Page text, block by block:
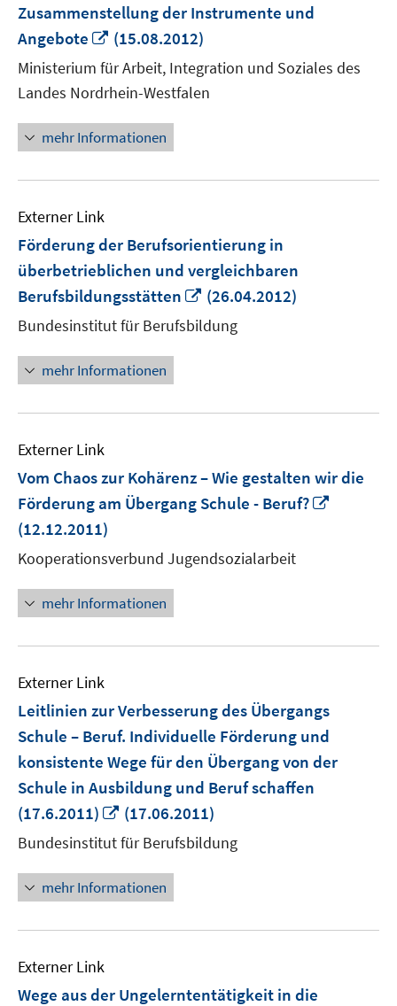
Zusammenstellung der Instrumente und
Angebote
In
neuem
Fenster
öffnen
(15.08.2012)
Ministerium für Arbeit, Integration und Soziales des
Landes Nordrhein-Westfalen
mehr Informationen
Externer Link
Förderung der Berufsorientierung in
überbetrieblichen und vergleichbaren
Berufsbildungsstätten
In
neuem
Fenster
(26.04.2012)
Bundesinstitut für Berufsbildung
mehr Informationen
Externer Link
Vom Chaos zur Kohärenz – Wie gestalten wir die
Förderung am Übergang Schule - Beruf?
(12.12.2011)
Kooperationsverbund Jugendsozialarbeit
mehr Informationen
Externer Link
Leitlinien zur Verbesserung des Übergangs
Schule – Beruf. Individuelle Förderung und
konsistente Wege für den Übergang von der
Schule in Ausbildung und Beruf schaffen
(17.6.2011)
In
neuem
Fenster
öffnen
(17.06.2011)
Bundesinstitut für Berufsbildung
mehr Informationen
Externer Link
Wege aus der Ungelerntentätigkeit in die